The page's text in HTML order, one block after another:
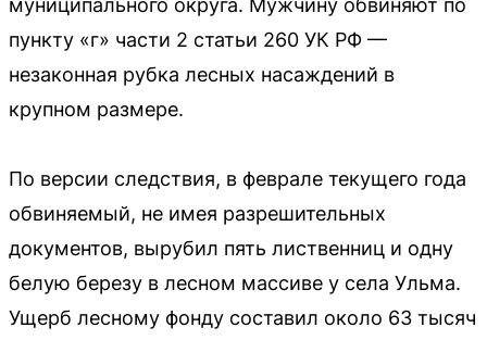
муниципального округа. Мужчину обвиняют по
пункту «г» части 2 статьи 260 УК РФ —
незаконная рубка лесных насаждений в
крупном размере.
По версии следствия, в феврале текущего года
обвиняемый, не имея разрешительных
документов, вырубил пять лиственниц и одну
белую березу в лесном массиве у села Ульма.
Ущерб лесному фонду составил около 63 тысяч